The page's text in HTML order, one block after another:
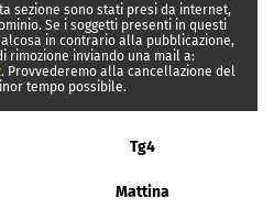
sezione sono stati presi da internet,
Se i soggetti presenti in questi
in contrario alla pubblicazione,
rimozione inviando una mail a:
. Provvederemo alla cancellazione del
tempo possibile.
Tg4
Mattina